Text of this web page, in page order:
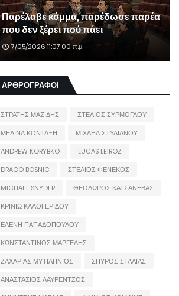
Παρέλαβε κόμμα, παρέδωσε παρέα
που δεν ξέρει πού πάει
7/05/2026 11:07:00 π.μ.
ΑΡΘΡΟΓΡΑΦΟΙ
ΣΤΡΑΤΗΣ ΜΑΖΙΔΗΣ
ΣΤΕΛΙΟΣ ΣΥΡΜΟΓΛΟΥ
ΜΕΛΙΝΑ ΚΟΝΤΑΞΗ
ΜΙΧΑΗΛ ΣΤΥΛΙΑΝΟΥ
ANDREW KORYBKO
LUCAS LEIROZ
DRAGO BOSNIC
ΣΤΕΛΙΟΣ ΦΕΝΕΚΟΣ
MICHAEL SNYDER
ΘΕΟΔΩΡΟΣ ΚΑΤΣΑΝΕΒΑΣ
ΚΡΙΝΙΩ ΚΑΛΟΓΕΡΙΔΟΥ
ΕΛΕΝΗ ΠΑΠΑΔΟΠΟΥΛΟΥ
ΚΩΝΣΤΑΝΤΙΝΟΣ ΜΑΡΓΕΛΗΣ
ΖΑΧΑΡΙΑΣ ΜΥΤΙΛΗΝΙΟΣ
ΣΠΥΡΟΣ ΣΤΑΛΙΑΣ
ΑΝΑΣΤΑΣΙΟΣ ΛΑΥΡΕΝΤΖΟΣ